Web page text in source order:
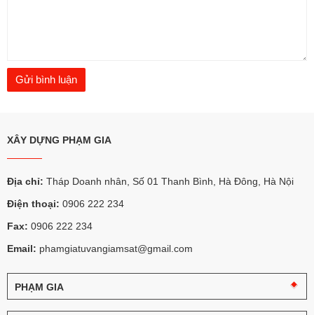
XÂY DỰNG PHẠM GIA
Địa chỉ: Tháp Doanh nhân, Số 01 Thanh Bình, Hà Đông, Hà Nội
Điện thoại: 0906 222 234
Fax: 0906 222 234
Email: phamgiatuvangiamsat@gmail.com
PHẠM GIA